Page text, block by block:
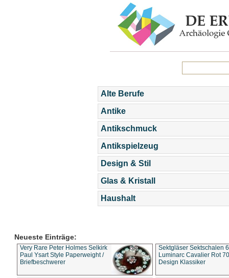
Alte Berufe
Antike
Antikschmuck
Antikspielzeug
Design & Stil
Glas & Kristall
Haushalt
Neueste Einträge:
Very Rare Peter Holmes Selkirk
Paul Ysart Style Paperweight /
Briefbeschwerer
Sektgläser Sektschalen
Luminarc Cavalier Rot
Design Klassiker